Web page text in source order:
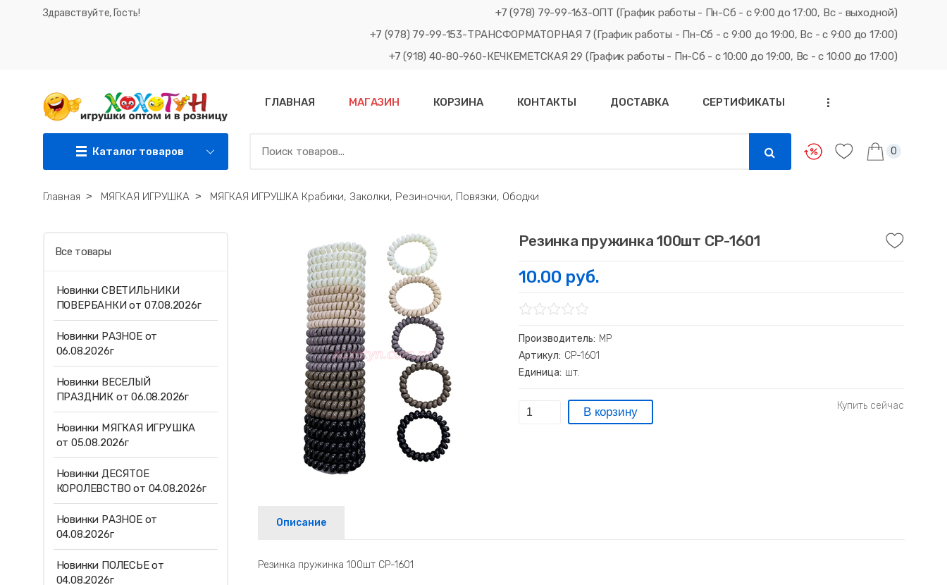
Здравствуйте, Гость!
+7 (978) 79-99-163-ОПТ (График работы - Пн-Сб - с 9:00 до 17:00, Вс - выходной)
+7 (978) 79-99-153-ТРАНСФОРМАТОРНАЯ 7 (График работы - Пн-Сб - с 9:00 до 19:00, Вс - с 9:00 до 17:00)
+7 (918) 40-80-960-КЕЧКЕМЕТСКАЯ 29 (График работы - Пн-Сб - с 10:00 до 19:00, Вс - с 10:00 до 17:00)
Каталог товаров
ГЛАВНАЯ МАГАЗИН КОРЗИНА КОНТАКТЫ ДОСТАВКА СЕРТИФИКАТЫ ...
0
Главная ˃ МЯГКАЯ ИГРУШКА ˃ МЯГКАЯ ИГРУШКА Крабики, Заколки, Резиночки, Повязки, Ободки
Резинка пружинка 100шт СР-1601
10.00 руб.
Производитель: МР
Артикул: СР-1601
Единица: шт.
Описание
Резинка пружинка 100шт СР-1601
Все товары
Новинки СВЕТИЛЬНИКИ
ПОВЕРБАНКИ от 07.08.2026г
Новинки РАЗНОЕ от
06.08.2026г
Новинки ВЕСЕЛЫЙ
ПРАЗДНИК от 06.08.2026г
Новинки МЯГКАЯ ИГРУШКА
от 05.08.2026г
Новинки ДЕСЯТОЕ
КОРОЛЕВСТВО от 04.08.2026г
Новинки РАЗНОЕ от
04.08.2026г
Новинки ПОЛЕСЬЕ от
04.08.2026г